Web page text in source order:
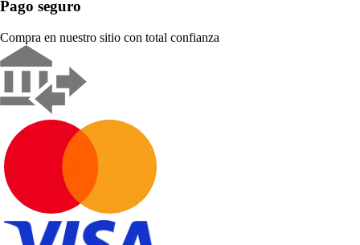
Pago seguro
Compra en nuestro sitio con total confianza